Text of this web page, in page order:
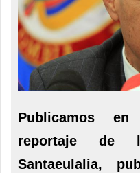
Publicamos
reportaje de
Santaeulalia,